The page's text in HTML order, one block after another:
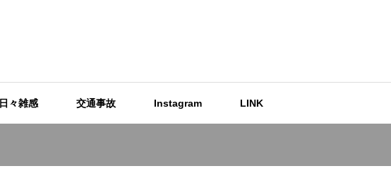
日々雑感 交通事故 Instagram LINK